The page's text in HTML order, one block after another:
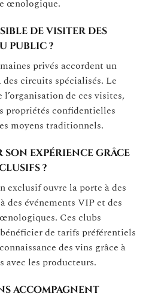
œnologique.
de visiter des
public ?
privés accordent un
circuits spécialisés. Le
de ces visites,
propriétés confidentielles
moyens traditionnels.
son expérience grâce
?
exclusif ouvre la porte à des
des événements VIP et des
Ces clubs
de tarifs préférentiels
des vins grâce à
avec les producteurs.
accompagnent